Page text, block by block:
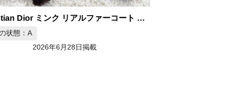
Christian Dior ミンク リアルファーコート ブラウン系 XL相当
状態：A
2026年6月28日掲載